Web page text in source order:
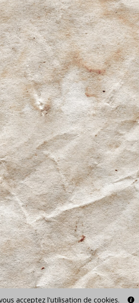
acceptez l'utilisation de cookies.